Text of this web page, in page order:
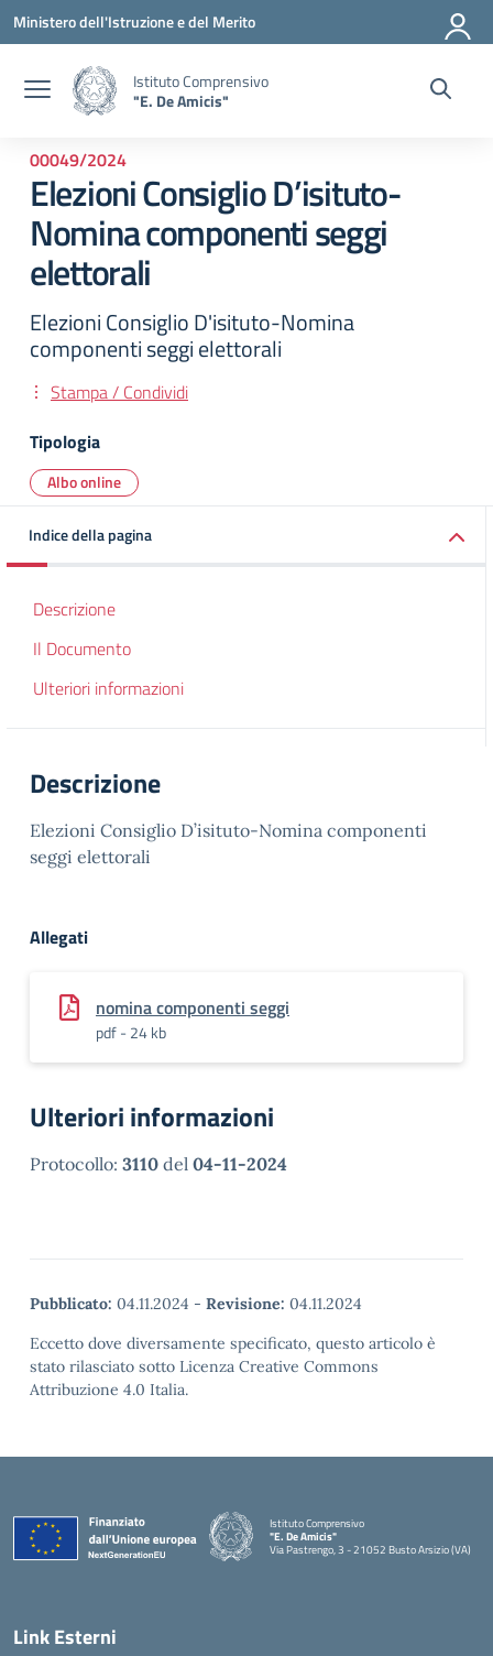
Vai ai contenuti
Vai al menu di navigazione
Vai al footer
Ministero dell'Istruzione e del Merito
Istituto Comprensivo
"E. De Amicis"
00049/2024
Elezioni Consiglio D’isituto-
Nomina componenti seggi
elettorali
Elezioni Consiglio D'isituto-Nomina
componenti seggi elettorali
Stampa / Condividi
Tipologia
Albo online
Indice della pagina
Descrizione
Il Documento
Ulteriori informazioni
Descrizione
Elezioni Consiglio D’isituto-Nomina componenti
seggi elettorali
Allegati
nomina componenti seggi
pdf - 24 kb
Ulteriori informazioni
Protocollo: 3110 del 04-11-2024
Pubblicato: 04.11.2024 - Revisione: 04.11.2024
Eccetto dove diversamente specificato, questo articolo è
stato rilasciato sotto Licenza Creative Commons
Attribuzione 4.0 Italia.
Istituto Comprensivo
"E. De Amicis"
Via Pastrengo, 3 - 21052 Busto Arsizio (VA)
Link Esterni